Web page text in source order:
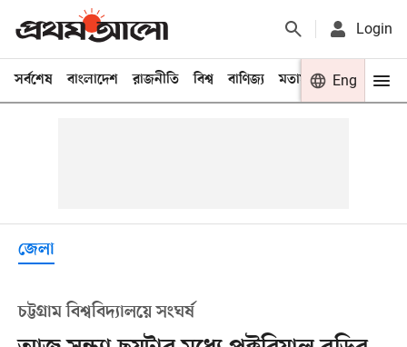
Login
সর্বশেষ বাংলাদেশ রাজনীতি বিশ্ব বাণিজ্য মতামত খেলা
Eng
জেলা
চট্টগ্রাম বিশ্ববিদ্যালয়ে সংঘর্ষ